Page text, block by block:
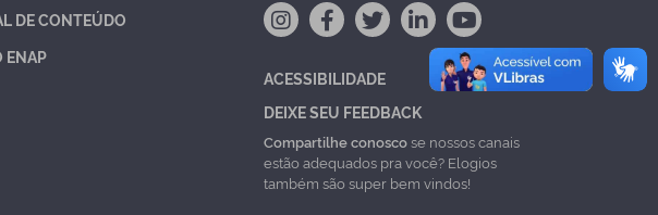
DE CONTEÚDO
ENAP
ACESSIBILIDADE
DEIXE SEU FEEDBACK
Compartilhe conoscose nossos canais
estão adequados pra você? Elogios
também são super bem vindos!